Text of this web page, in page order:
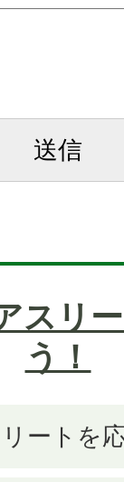
スリ
う！
ートを